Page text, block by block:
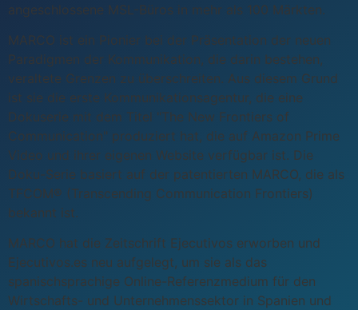
angeschlossene MSL-Büros in mehr als 100 Märkten.
MARCO ist ein Pionier bei der Präsentation der neuen
Paradigmen der Kommunikation, die darin bestehen,
veraltete Grenzen zu überschreiten. Aus diesem Grund
ist sie die erste Kommunikationsagentur, die eine
Dokuserie mit dem Titel "The New Frontiers of
Communication" produziert hat, die auf Amazon Prime
Video und ihrer eigenen Website verfügbar ist. Die
Doku-Serie basiert auf der patentierten MARCO, die als
TFCOM® (Transcending Communication Frontiers)
bekannt ist.
MARCO hat die Zeitschrift Ejecutivos erworben und
Ejecutivos.es neu aufgelegt, um sie als das
spanischsprachige Online-Referenzmedium für den
Wirtschafts- und Unternehmenssektor in Spanien und